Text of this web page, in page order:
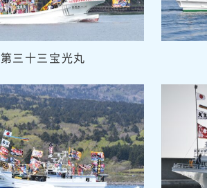
第三十三宝光丸